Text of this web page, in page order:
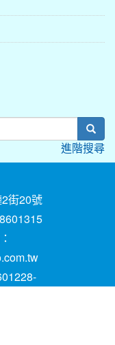
進階搜尋
街20號